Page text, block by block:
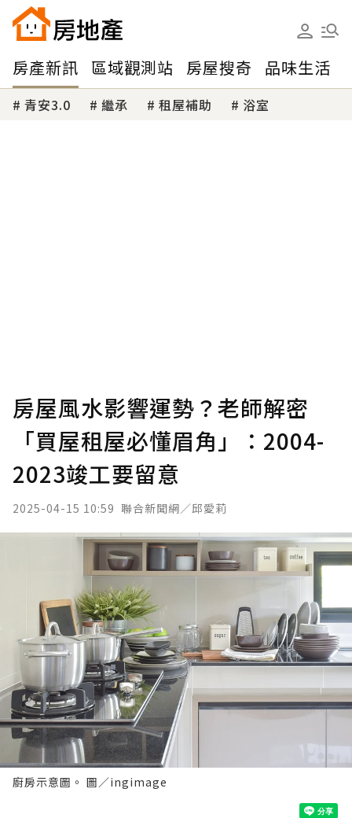
房產新訊 區域觀測站 房屋搜奇 品味生活
青安3.0 繼承 租屋補助 浴室
房屋風水影響運勢？老師解密
「買屋租屋必懂眉角」：2004-
2023竣工要留意
2025-04-15 10:59 聯合新聞網／邱愛莉
廚房示意圖。 圖／ingimage